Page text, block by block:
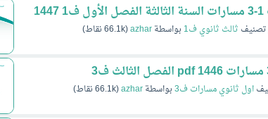
ثالث ثانوي ف1 بواسطةazhar
(
66.1kنقاط)
اول ثانوي مسارات ف3 بواسطةazhar
(
66.1kنقاط)